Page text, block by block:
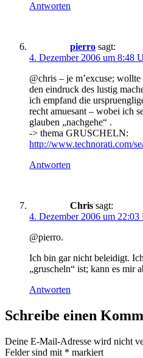
Antworten
pierro sagt:
4. Dezember 2006 um 8:48
@chris – je m’excuse;
den eindruck des lustig
ich empfand die
recht amuesant – wobei ich
glauben „nachgehe“ .
-> thema GRUSCHELN:
http://www.technorati.com/
Antworten
Chris sagt:
4. Dezember 2006 um 22:03
@pierro.
Ich bin gar nicht beleidigt.
„gruscheln“ ist; kann es mir
Antworten
Schreibe einen
Deine E-Mail-Adresse wird nicht
Felder sind mit * markiert